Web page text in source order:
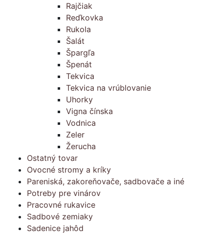
Rajčiak
Reďkovka
Rukola
Šalát
Špargľa
Špenát
Tekvica
Tekvica na vrúblovanie
Uhorky
Vigna čínska
Vodnica
Zeler
Žerucha
Ostatný tovar
Ovocné stromy a kríky
Pareniská, zakoreňovače, sadbovače a iné
Potreby pre vinárov
Pracovné rukavice
Sadbové zemiaky
Sadenice jahôd